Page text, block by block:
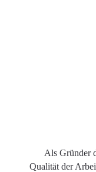
Als Gründer
Qualität der